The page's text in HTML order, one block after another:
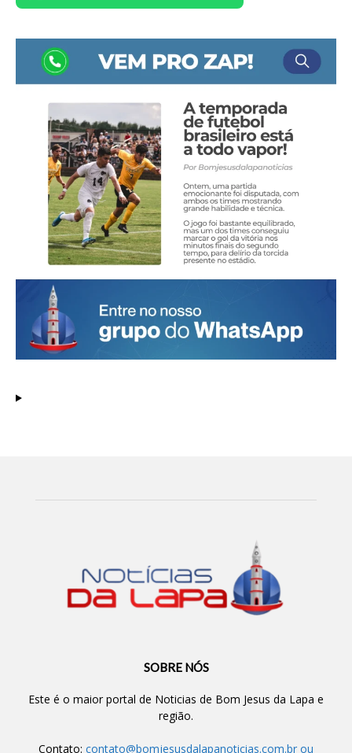
SOBRE NÓS
Este é o maior portal de Noticias de Bom Jesus da Lapa e
região.
Contato: contato@bomjesusdalapanoticias.com.br ou